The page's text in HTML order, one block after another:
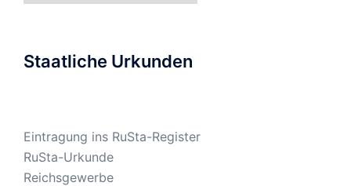
Staatliche Urkunden
Eintragung ins RuSta-Register
RuSta-Urkunde
Reichsgewerbe